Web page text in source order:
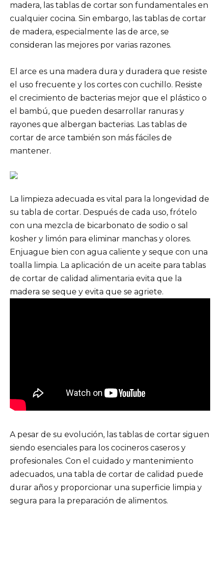
madera, las tablas de cortar son fundamentales en
cualquier cocina. Sin embargo, las tablas de cortar
de madera, especialmente las de arce, se
consideran las mejores por varias razones.
El arce es una madera dura y duradera que resiste
el uso frecuente y los cortes con cuchillo. Resiste
el crecimiento de bacterias mejor que el plástico o
el bambú, que pueden desarrollar ranuras y
rayones que albergan bacterias. Las tablas de
cortar de arce también son más fáciles de
mantener.
La limpieza adecuada es vital para la longevidad de
su tabla de cortar. Después de cada uso, frótelo
con una mezcla de bicarbonato de sodio o sal
kosher y limón para eliminar manchas y olores.
Enjuague bien con agua caliente y seque con una
toalla limpia. La aplicación de un aceite para tablas
de cortar de calidad alimentaria evita que la
madera se seque y evita que se agriete.
A pesar de su evolución, las tablas de cortar siguen
siendo esenciales para los cocineros caseros y
profesionales. Con el cuidado y mantenimiento
adecuados, una tabla de cortar de calidad puede
durar años y proporcionar una superficie limpia y
segura para la preparación de alimentos.